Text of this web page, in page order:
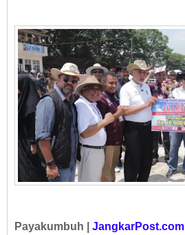
Payakumbuh | JangkarPost.com